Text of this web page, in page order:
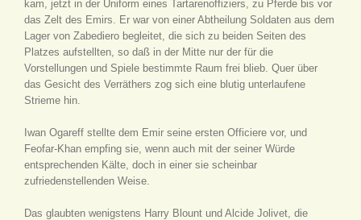
kam, jetzt in der Uniform eines Tartarenoffiziers, zu Pferde bis vor
das Zelt des Emirs. Er war von einer Abtheilung Soldaten aus dem
Lager von Zabediero begleitet, die sich zu beiden Seiten des
Platzes aufstellten, so daß in der Mitte nur der für die
Vorstellungen und Spiele bestimmte Raum frei blieb. Quer über
das Gesicht des Verräthers zog sich eine blutig unterlaufene
Strieme hin.
Iwan Ogareff stellte dem Emir seine ersten Officiere vor, und
Feofar-Khan empfing sie, wenn auch mit der seiner Würde
entsprechenden Kälte, doch in einer sie scheinbar
zufriedenstellenden Weise.
Das glaubten wenigstens Harry Blount und Alcide Jolivet, die